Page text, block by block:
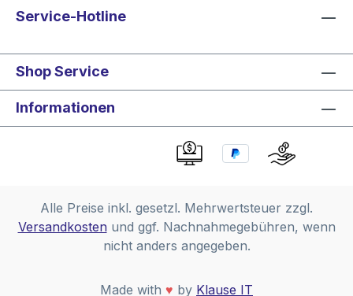
Service-Hotline
Shop Service
Informationen
Alle Preise inkl. gesetzl. Mehrwertsteuer zzgl.
Versandkostenund ggf. Nachnahmegebühren, wenn
nicht anders angegeben.
Made with ♥ by Klause IT